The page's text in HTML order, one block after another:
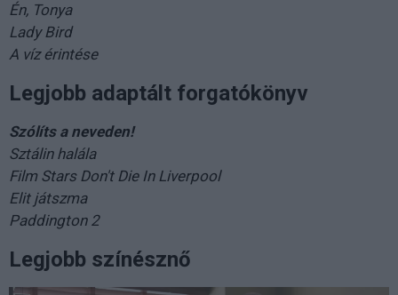
Én, Tonya
Lady Bird
A víz érintése
Legjobb adaptált forgatókönyv
Szólíts a neveden!
Sztálin halála
Film Stars Don't Die In Liverpool
Elit játszma
Paddington 2
Legjobb színésznő